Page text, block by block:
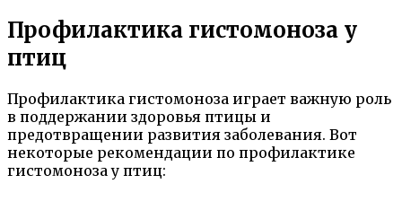
Профилактика гистомоноза у
птиц
Профилактика гистомоноза играет важную роль
в поддержании здоровья птицы и
предотвращении развития заболевания. Вот
некоторые рекомендации по профилактике
гистомоноза у птиц: